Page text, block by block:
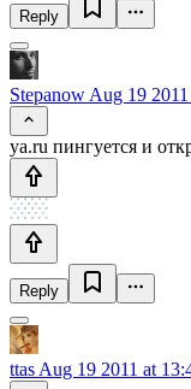
Reply
Stepanow Aug 19
ya.ru пингуется и
Reply
ttas Aug 19 2011 at